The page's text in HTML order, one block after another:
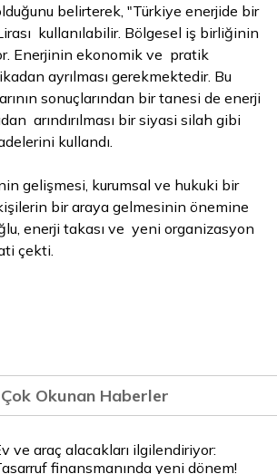
belirterek, "Türkiye enerjide bir
kullanılabilir. Bölgesel iş birliğinin
Enerjinin ekonomik ve pratik
ayrılması gerekmektedir. Bu
sonuçlarından bir tanesi de enerji
arındırılması bir siyasi silah gibi
kullandı.
gelişmesi, kurumsal ve hukuki bir
bir araya gelmesinin önemine
enerji takası ve yeni organizasyon
çekti.
Çok Okunan Haberler
ve araç alacakları ilgilendiriyor:
finansmanında yeni dönem!